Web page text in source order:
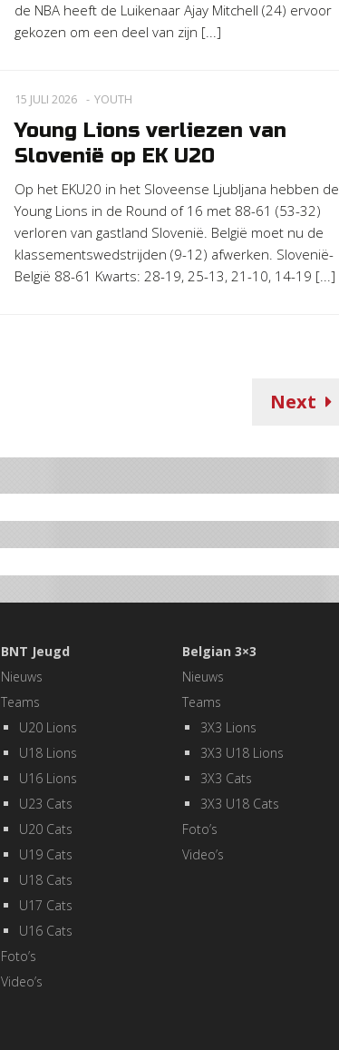
de NBA heeft de Luikenaar Ajay Mitchell (24) ervoor
gekozen om een deel van zijn [...]
15 JULI 2026 YOUTH
Young Lions verliezen van
Slovenië op EK U20
Op het EKU20 in het Sloveense Ljubljana hebben de
Young Lions in de Round of 16 met 88-61 (53-32)
verloren van gastland Slovenië. België moet nu de
klassementswedstrijden (9-12) afwerken. Slovenië-
België 88-61 Kwarts: 28-19, 25-13, 21-10, 14-19 [...]
Next
BNT Jeugd
Nieuws
Teams
U20 Lions
U18 Lions
U16 Lions
U23 Cats
U20 Cats
U19 Cats
U18 Cats
U17 Cats
U16 Cats
Foto’s
Video’s
Belgian 3×3
Nieuws
Teams
3X3 Lions
3X3 U18 Lions
3X3 Cats
3X3 U18 Cats
Foto’s
Video’s